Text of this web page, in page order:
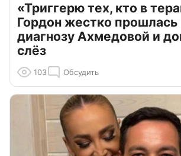
«Триггерю тех, кто в
Гордон жестко прошлась
диагнозу Ахмедовой и
слёз
103 Обсудить